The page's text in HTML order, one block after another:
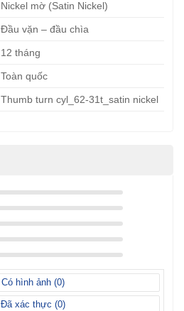
Nickel mờ (Satin Nickel)
Đầu vặn – đầu chìa
12 tháng
Toàn quốc
Thumb turn cyl_62-31t_satin nickel
Có hình ảnh (0)
Đã xác thực (0)